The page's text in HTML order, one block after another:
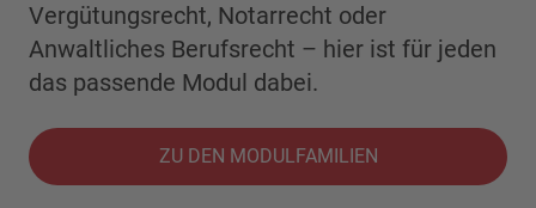
Vergütungsrecht, Notarrecht oder
Anwaltliches Berufsrecht – hier ist für jeden
das passende Modul dabei.
ZU DEN MODULFAMILIEN